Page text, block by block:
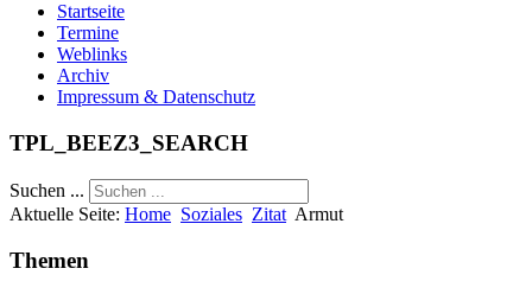
Startseite
Termine
Weblinks
Archiv
Impressum & Datenschutz
TPL_BEEZ3_SEARCH
Suchen ...
Aktuelle Seite: Home Soziales Zitat Armut
Themen